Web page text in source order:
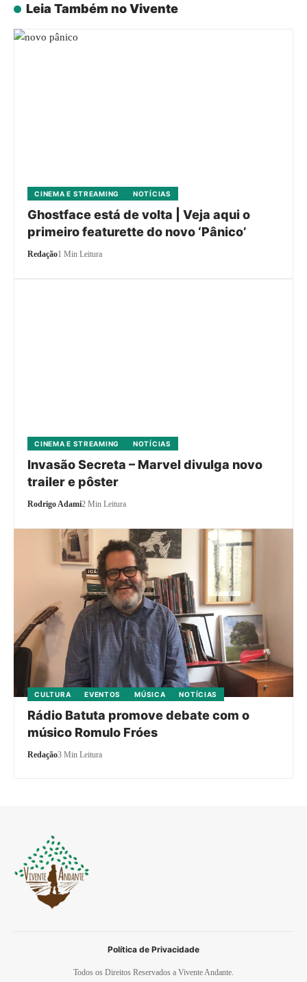
Leia Também no Vivente
CINEMA E STREAMING NOTÍCIAS
Ghostface está de volta | Veja aqui o
primeiro featurette do novo ‘Pânico’
Redação1 Min Leitura
CINEMA E STREAMING NOTÍCIAS
Invasão Secreta – Marvel divulga novo
trailer e pôster
Rodrigo Adami2 Min Leitura
CULTURA EVENTOS MÚSICA NOTÍCIAS
Rádio Batuta promove debate com o
músico Romulo Fróes
Redação3 Min Leitura
Todos os Direitos Reservados a Vivente Andante.
Política de Privacidade